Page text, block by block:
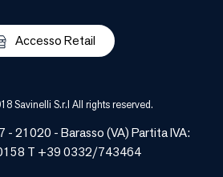
Accesso Retail
Savinelli S.r.l All rights reserved.
- 21020 -Barasso(VA) Partita IVA:
T +39 0332/743464